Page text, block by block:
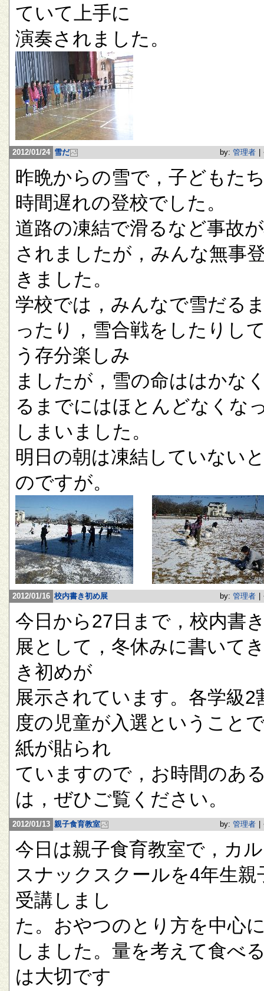
ていて上手に
演奏されました。
2012/01/24 雪だ by: 管理者
昨晩からの雪で，子どもた
時間遅れの登校でした。
道路の凍結で滑るなど事故
されましたが，みんな無事
きました。
学校では，みんなで雪だる
ったり，雪合戦をしたりし
う存分楽しみ
ましたが，雪の命ははかな
るまでにはほとんどなくな
しまいました。
明日の朝は凍結していない
のですが。
2012/01/16 校内書き初め展 by: 管理者
今日から27日まで，校内書
展として，冬休みに書いて
き初めが
展示されています。各学級2
度の児童が入選ということ
紙が貼られ
ていますので，お時間のあ
は，ぜひご覧ください。
2012/01/13 親子食育教室 by: 管理者
今日は親子食育教室で，カ
スナックスクールを4年生親
受講しまし
た。おやつのとり方を中心
しました。量を考えて食べ
は大切です